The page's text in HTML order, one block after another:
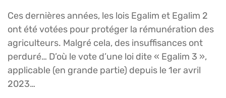
Ces dernières années, les lois Egalim et Egalim 2
ont été votées pour protéger la rémunération des
agriculteurs. Malgré cela, des insuffisances ont
perduré… D’où le vote d’une loi dite « Egalim 3 »,
applicable (en grande partie) depuis le 1er avril
2023…